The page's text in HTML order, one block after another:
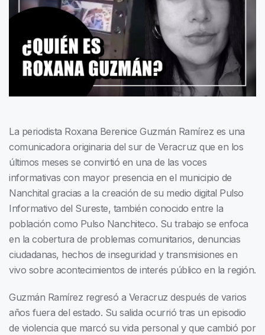
La periodista Roxana Berenice Guzmán Ramírez es una
comunicadora originaria del sur de Veracruz que en los
últimos meses se convirtió en una de las voces
informativas con mayor presencia en el municipio de
Nanchital gracias a la creación de su medio digital Pulso
Informativo del Sureste, también conocido entre la
población como Pulso Nanchiteco. Su trabajo se enfoca
en la cobertura de problemas comunitarios, denuncias
ciudadanas, hechos de inseguridad y transmisiones en
vivo sobre acontecimientos de interés público en la región.
Guzmán Ramírez regresó a Veracruz después de varios
años fuera del estado. Su salida ocurrió tras un episodio
de violencia que marcó su vida personal y que cambió por